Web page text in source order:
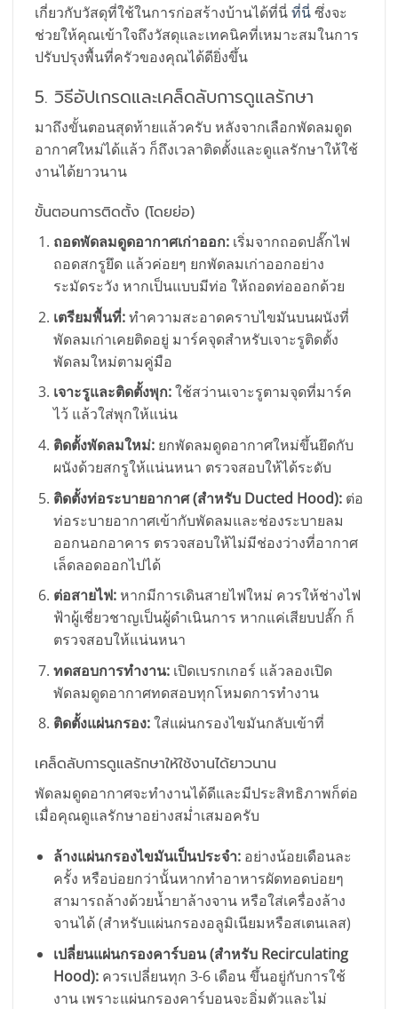
เกี่ยวกับวัสดุที่ใช้ในการก่อสร้างบ้านได้ที่นี่ที่นี่ซึ่งจะ
ช่วยให้คุณเข้าใจถึงวัสดุและเทคนิคที่เหมาะสมในการ
ปรับปรุงพื้นที่ครัวของคุณได้ดียิ่งขึ้น
5. วิธีอัปเกรดและเคล็ดลับการดูแลรักษา
มาถึงขั้นตอนสุดท้ายแล้วครับ หลังจากเลือกพัดลมดูด
อากาศใหม่ได้แล้ว ก็ถึงเวลาติดตั้งและดูแลรักษาให้ใช้
งานได้ยาวนาน
ขั้นตอนการติดตั้ง (โดยย่อ)
ถอดพัดลมดูดอากาศเก่าออก:เริ่มจากถอดปลั๊กไฟ
ถอดสกรูยึด แล้วค่อยๆ ยกพัดลมเก่าออกอย่าง
ระมัดระวัง หากเป็นแบบมีท่อ ให้ถอดท่อออกด้วย
เตรียมพื้นที่:ทำความสะอาดคราบไขมันบนผนังที่
พัดลมเก่าเคยติดอยู่ มาร์คจุดสำหรับเจาะรูติดตั้ง
พัดลมใหม่ตามคู่มือ
เจาะรูและติดตั้งพุก:ใช้สว่านเจาะรูตามจุดที่มาร์ค
ไว้ แล้วใส่พุกให้แน่น
ติดตั้งพัดลมใหม่:ยกพัดลมดูดอากาศใหม่ขึ้นยึดกับ
ผนังด้วยสกรูให้แน่นหนา ตรวจสอบให้ได้ระดับ
ติดตั้งท่อระบายอากาศ (สำหรับ Ducted Hood):ต่อ
ท่อระบายอากาศเข้ากับพัดลมและช่องระบายลม
ออกนอกอาคาร ตรวจสอบให้ไม่มีช่องว่างที่อากาศ
เล็ดลอดออกไปได้
ต่อสายไฟ:หากมีการเดินสายไฟใหม่ ควรให้ช่างไฟ
ฟ้าผู้เชี่ยวชาญเป็นผู้ดำเนินการ หากแค่เสียบปลั๊ก ก็
ตรวจสอบให้แน่นหนา
ทดสอบการทำงาน:เปิดเบรกเกอร์ แล้วลองเปิด
พัดลมดูดอากาศทดสอบทุกโหมดการทำงาน
ติดตั้งแผ่นกรอง:ใส่แผ่นกรองไขมันกลับเข้าที่
เคล็ดลับการดูแลรักษาให้ใช้งานได้ยาวนาน
พัดลมดูดอากาศจะทำงานได้ดีและมีประสิทธิภาพก็ต่อ
เมื่อคุณดูแลรักษาอย่างสม่ำเสมอครับ
ล้างแผ่นกรองไขมันเป็นประจำ:อย่างน้อยเดือนละ
ครั้ง หรือบ่อยกว่านั้นหากทำอาหารผัดทอดบ่อยๆ
สามารถล้างด้วยน้ำยาล้างจาน หรือใส่เครื่องล้าง
จานได้ (สำหรับแผ่นกรองอลูมิเนียมหรือสเตนเลส)
เปลี่ยนแผ่นกรองคาร์บอน (สำหรับ Recirculating
Hood):ควรเปลี่ยนทุก 3-6 เดือน ขึ้นอยู่กับการใช้
งาน เพราะแผ่นกรองคาร์บอนจะอิ่มตัวและไม่